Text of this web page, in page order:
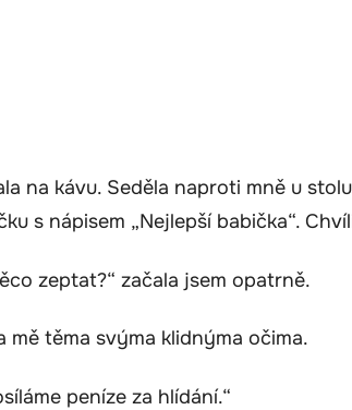
na kávu. Seděla naproti mně u
s nápisem „Nejlepší babička“.
zeptat?“ začala jsem opatrně.
mě těma svýma klidnýma očima.
peníze za hlídání.“